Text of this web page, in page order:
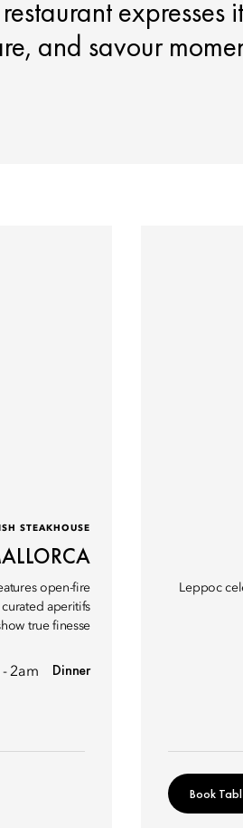
and savour
Leppoc
Book
STEAKHOUSE
open-fire
aperitifs
true finesse.
Dinner
2am